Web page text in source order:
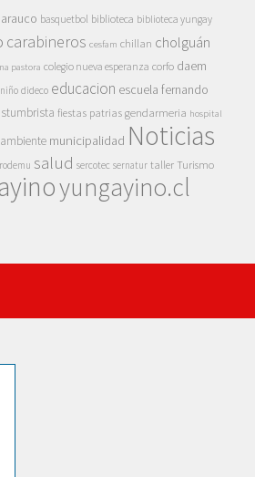
arauco basquetbol biblioteca biblioteca yungay
carabineros cesfam chillan cholguán
pastora colegio nueva esperanza corfo daem
dideco educacion escuela fernando
fiestas patrias gendarmeria hospital
municipalidad Noticias
salud sercotec sernatur taller Turismo
yungayino.cl